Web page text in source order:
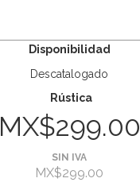
Disponibilidad
Descatalogado
Rústica
MX$299.00
SIN IVA
MX$299.00